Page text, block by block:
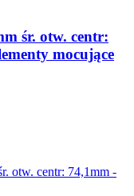
śr. otw. centr:
mocujące